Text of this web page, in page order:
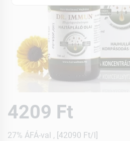
4209 Ft
27% ÁFÁ-val , [42090 Ft/l]